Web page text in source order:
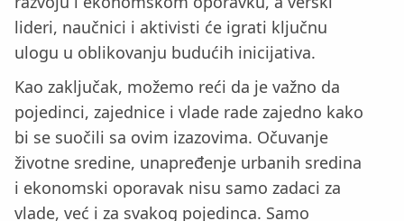
lideri, naučnici i aktivisti će igrati ključnu
ulogu u oblikovanju budućih inicijativa.
Kao zaključak, možemo reći da je važno da
pojedinci, zajednice i vlade rade zajedno kako
bi se suočili sa ovim izazovima. Očuvanje
životne sredine, unapređenje urbanih sredina
i ekonomski oporavak nisu samo zadaci za
vlade, već i za svakog pojedinca. Samo